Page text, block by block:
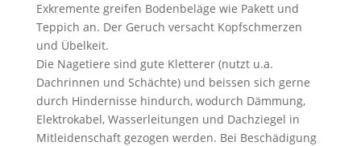
Exkremente greifen Bodenbeläge wie Pakett und
Teppich an. Der Geruch versacht Kopfschmerzen
und Übelkeit.
Die Nagetiere sind gute Kletterer (nutzt u.a.
Dachrinnen und Schächte) und beissen sich gerne
durch Hindernisse hindurch, wodurch Dämmung,
Elektrokabel, Wasserleitungen und Dachziegel in
Mitleidenschaft gezogen werden. Bei Beschädigung